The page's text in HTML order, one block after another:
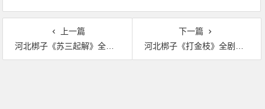
上一篇
河北梆子《苏三起解》全剧MP3下载
下一篇
河北梆子《打金枝》全剧MP3下载